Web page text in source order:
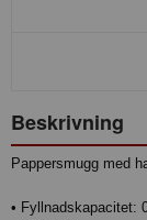
Beskrivning
Pappersmugg med
• Fyllnadskapacitet: